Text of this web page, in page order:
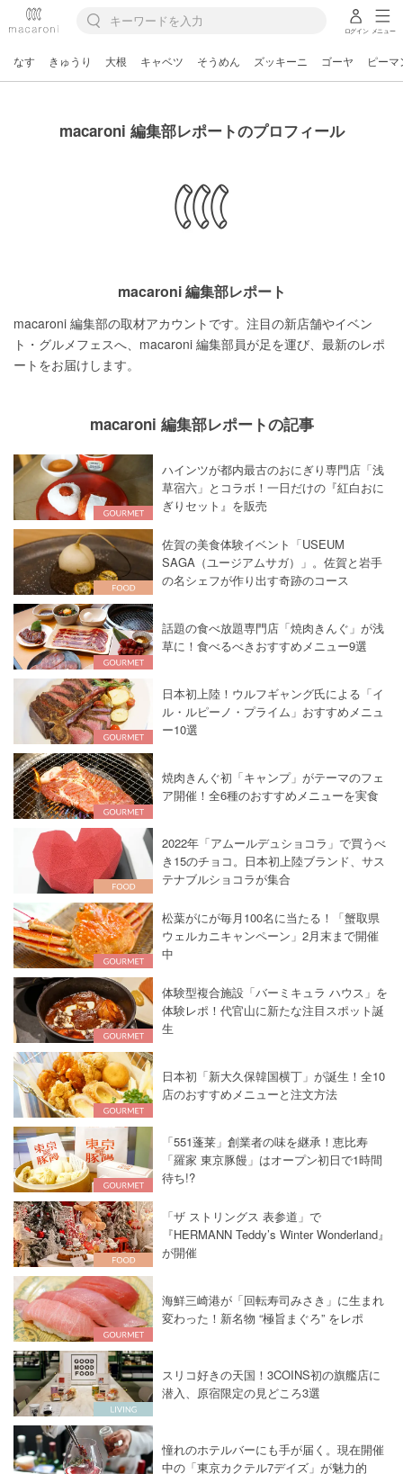
ログイン メニュー
なす きゅうり 大根 キャベツ そうめん ズッキーニ ゴーヤ ピーマ
macaroni 編集部レポートのプロフィール
macaroni 編集部レポート
macaroni 編集部の取材アカウントです。注目の新店舗やイベン
ト・グルメフェスへ、macaroni 編集部員が足を運び、最新のレポ
ートをお届けします。
macaroni 編集部レポートの記事
ハインツが都内最古のおにぎり専門店「浅
草宿六」とコラボ！一日だけの『紅白おに
ぎりセット』を販売
佐賀の美食体験イベント「USEUM
SAGA（ユージアムサガ）」。佐賀と岩手
の名シェフが作り出す奇跡のコース
話題の食べ放題専門店「焼肉きんぐ」が浅
草に！食べるべきおすすめメニュー9選
日本初上陸！ウルフギャング氏による「イ
ル・ルピーノ・プライム」おすすめメニュ
ー10選
焼肉きんぐ初「キャンプ」がテーマのフェ
ア開催！全6種のおすすめメニューを実食
2022年「アムールデュショコラ」で買うべ
き15のチョコ。日本初上陸ブランド、サス
テナブルショコラが集合
松葉がにが毎月100名に当たる！「蟹取県
ウェルカニキャンペーン」2月末まで開催
中
体験型複合施設「バーミキュラ ハウス」を
体験レポ！代官山に新たな注目スポット誕
生
日本初「新大久保韓国横丁」が誕生！全10
店のおすすめメニューと注文方法
「551蓬莱」創業者の味を継承！恵比寿
「羅家 東京豚饅」はオープン初日で1時間
待ち!?
「ザ ストリングス 表参道」で
『HERMANN Teddy’s Winter Wonderland』
が開催
海鮮三崎港が「回転寿司みさき」に生まれ
変わった！新名物 “極旨まぐろ” をレポ
スリコ好きの天国！3COINS初の旗艦店に
潜入、原宿限定の見どころ3選
憧れのホテルバーにも手が届く。現在開催
中の「東京カクテル7デイズ」が魅力的